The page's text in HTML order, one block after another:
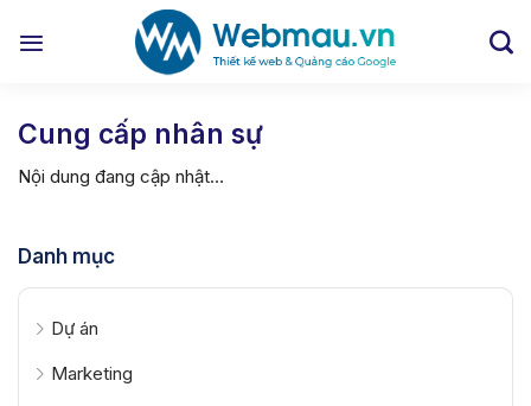
đến
Cung cấp nhân sự
Nội dung đang cập nhật…
Danh mục
Dự án
Marketing